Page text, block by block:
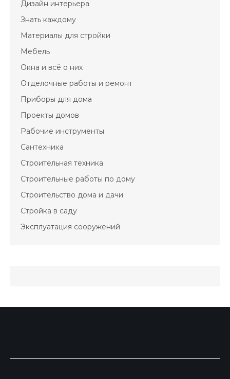
Дизайн интерьера
Знать каждому
Материалы для стройки
Мебель
Окна и всё о них
Отделочные работы и ремонт
Приборы для дома
Проекты домов
Рабочие инструменты
Сантехника
Строительная техника
Строительные работы по дому
Строительство дома и дачи
Стройка в саду
Эксплуатация сооружений